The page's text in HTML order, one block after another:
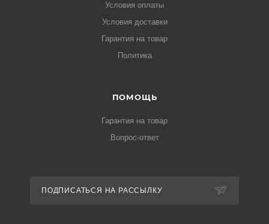
Условия оплаты
Условия доставки
Гарантия на товар
Политика
ПОМОЩЬ
Гарантия на товар
Вопрос-ответ
ПОДПИСАТЬСЯ НА РАССЫЛКУ